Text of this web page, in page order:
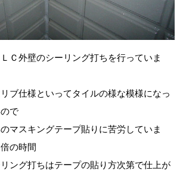
Ｃ外壁のシーリング打ちを行っていま
ブ仕様といってタイルの様な模様になっ
で
マスキングテープ貼りに苦労していま
の時間
ング打ちはテープの貼り方次第で仕上が